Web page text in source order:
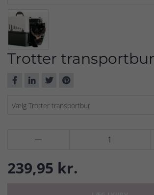
Trotter transportbur

239,95 kr.